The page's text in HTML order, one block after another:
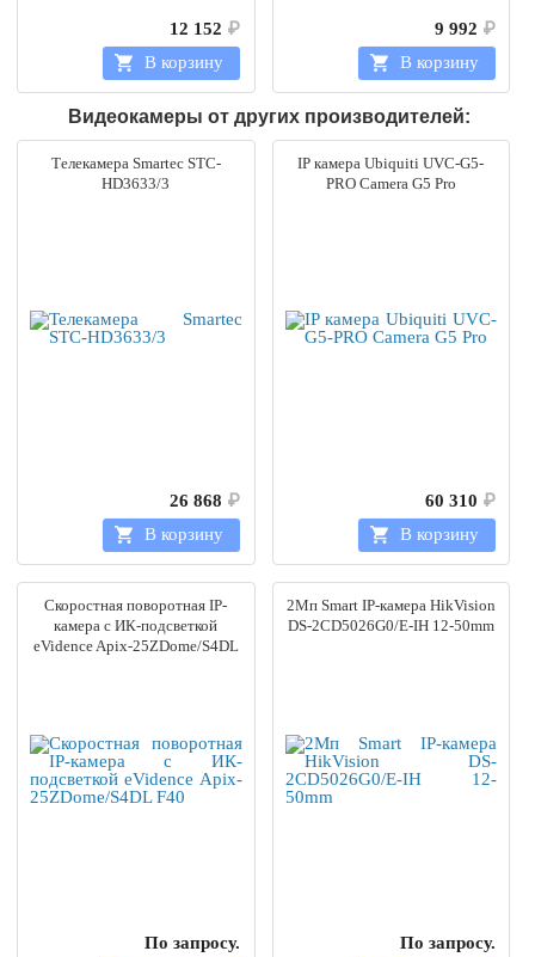
12 152 ₽
В корзину
9 992 ₽
В корзину
Видеокамеры от других производителей:
Телекамера Smartec STC-
HD3633/3
26 868 ₽
В корзину
IP камера Ubiquiti UVC-G5-
PRO Camera G5 Pro
60 310 ₽
В корзину
Скоростная поворотная IP-
камера с ИК-подсветкой
eVidence Apix-25ZDome/S4DL
По запросу.
2Мп Smart IP-камера HikVision
DS-2CD5026G0/E-IH 12-50mm
По запросу.